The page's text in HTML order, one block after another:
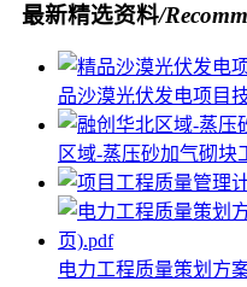
最新精选资料/
品沙漠光伏发电项目
区域-蒸压砂加气砌块
电力工程质量策划方